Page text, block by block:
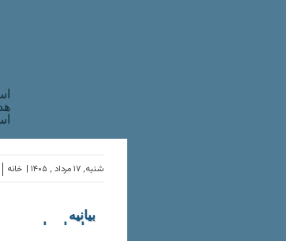
خانه شنبه, ۱۷ مرداد , ۱۴۰۵ |
بیانیه
سازمان‌های